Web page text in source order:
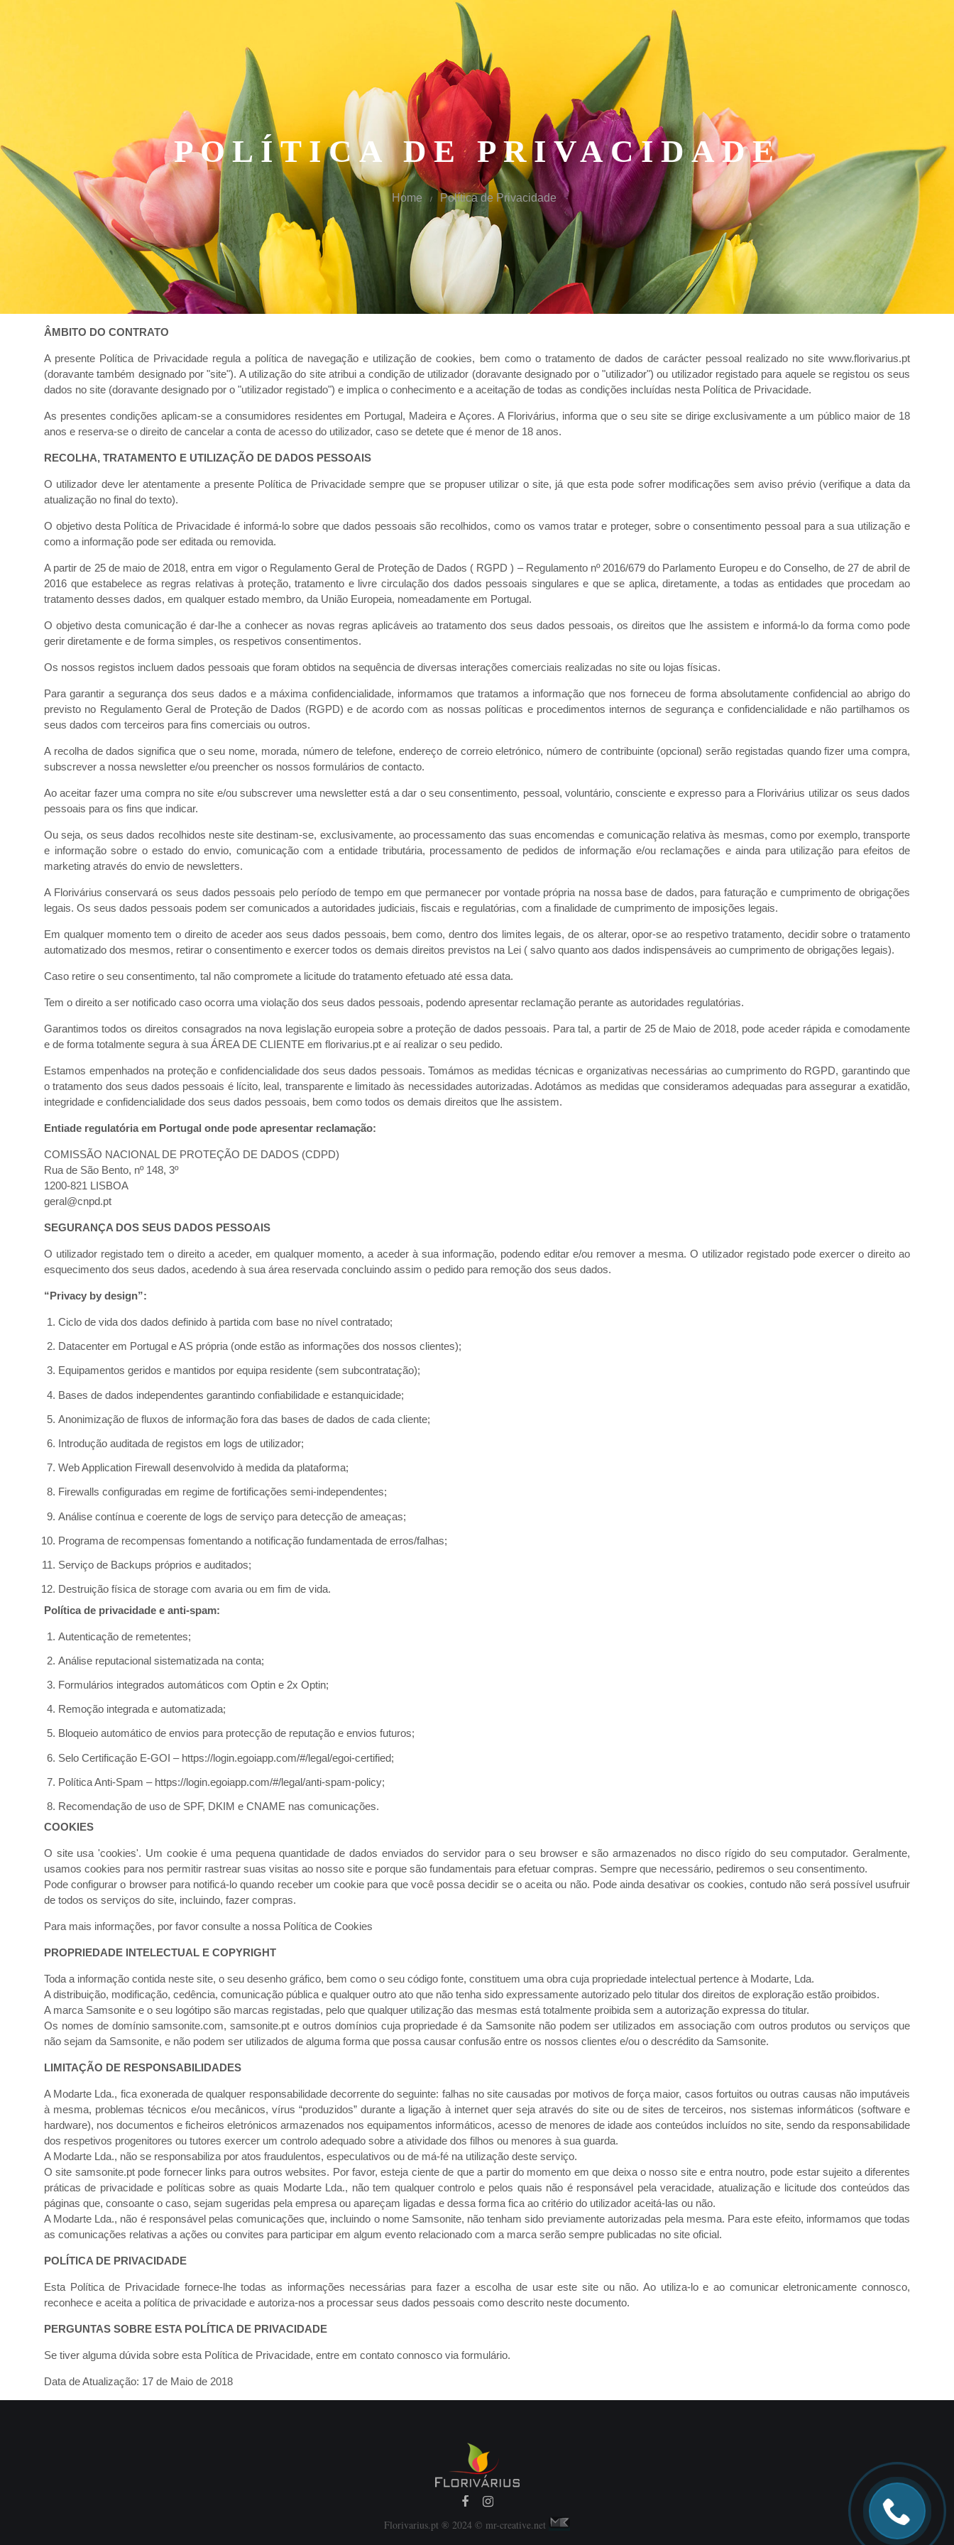
POLÍTICA DE PRIVACIDADE
Home / Política de Privacidade
ÂMBITO DO CONTRATO
A presente Política de Privacidade regula a política de navegação e utilização de cookies, bem como o tratamento de dados de carácter pessoal realizado no site www.florivarius.pt
(doravante também designado por "site"). A utilização do site atribui a condição de utilizador (doravante designado por o "utilizador") ou utilizador registado para aquele se registou os seus
dados no site (doravante designado por o "utilizador registado") e implica o conhecimento e a aceitação de todas as condições incluídas nesta Política de Privacidade.
As presentes condições aplicam-se a consumidores residentes em Portugal, Madeira e Açores. A Florivárius, informa que o seu site se dirige exclusivamente a um público maior de 18
anos e reserva-se o direito de cancelar a conta de acesso do utilizador, caso se detete que é menor de 18 anos.
RECOLHA, TRATAMENTO E UTILIZAÇÃO DE DADOS PESSOAIS
O utilizador deve ler atentamente a presente Política de Privacidade sempre que se propuser utilizar o site, já que esta pode sofrer modificações sem aviso prévio (verifique a data da
atualização no final do texto).
O objetivo desta Política de Privacidade é informá-lo sobre que dados pessoais são recolhidos, como os vamos tratar e proteger, sobre o consentimento pessoal para a sua utilização e
como a informação pode ser editada ou removida.
A partir de 25 de maio de 2018, entra em vigor o Regulamento Geral de Proteção de Dados ( RGPD ) – Regulamento nº 2016/679 do Parlamento Europeu e do Conselho, de 27 de abril de
2016 que estabelece as regras relativas à proteção, tratamento e livre circulação dos dados pessoais singulares e que se aplica, diretamente, a todas as entidades que procedam ao
tratamento desses dados, em qualquer estado membro, da União Europeia, nomeadamente em Portugal.
O objetivo desta comunicação é dar-lhe a conhecer as novas regras aplicáveis ao tratamento dos seus dados pessoais, os direitos que lhe assistem e informá-lo da forma como pode
gerir diretamente e de forma simples, os respetivos consentimentos.
Os nossos registos incluem dados pessoais que foram obtidos na sequência de diversas interações comerciais realizadas no site ou lojas físicas.
Para garantir a segurança dos seus dados e a máxima confidencialidade, informamos que tratamos a informação que nos forneceu de forma absolutamente confidencial ao abrigo do
previsto no Regulamento Geral de Proteção de Dados (RGPD) e de acordo com as nossas políticas e procedimentos internos de segurança e confidencialidade e não partilhamos os
seus dados com terceiros para fins comerciais ou outros.
A recolha de dados significa que o seu nome, morada, número de telefone, endereço de correio eletrónico, número de contribuinte (opcional) serão registadas quando fizer uma compra,
subscrever a nossa newsletter e/ou preencher os nossos formulários de contacto.
Ao aceitar fazer uma compra no site e/ou subscrever uma newsletter está a dar o seu consentimento, pessoal, voluntário, consciente e expresso para a Florivárius utilizar os seus dados
pessoais para os fins que indicar.
Ou seja, os seus dados recolhidos neste site destinam-se, exclusivamente, ao processamento das suas encomendas e comunicação relativa às mesmas, como por exemplo, transporte
e informação sobre o estado do envio, comunicação com a entidade tributária, processamento de pedidos de informação e/ou reclamações e ainda para utilização para efeitos de
marketing através do envio de newsletters.
A Florivárius conservará os seus dados pessoais pelo período de tempo em que permanecer por vontade própria na nossa base de dados, para faturação e cumprimento de obrigações
legais. Os seus dados pessoais podem ser comunicados a autoridades judiciais, fiscais e regulatórias, com a finalidade de cumprimento de imposições legais.
Em qualquer momento tem o direito de aceder aos seus dados pessoais, bem como, dentro dos limites legais, de os alterar, opor-se ao respetivo tratamento, decidir sobre o tratamento
automatizado dos mesmos, retirar o consentimento e exercer todos os demais direitos previstos na Lei ( salvo quanto aos dados indispensáveis ao cumprimento de obrigações legais).
Caso retire o seu consentimento, tal não compromete a licitude do tratamento efetuado até essa data.
Tem o direito a ser notificado caso ocorra uma violação dos seus dados pessoais, podendo apresentar reclamação perante as autoridades regulatórias.
Garantimos todos os direitos consagrados na nova legislação europeia sobre a proteção de dados pessoais. Para tal, a partir de 25 de Maio de 2018, pode aceder rápida e comodamente
e de forma totalmente segura à sua ÁREA DE CLIENTE em florivarius.pt e aí realizar o seu pedido.
Estamos empenhados na proteção e confidencialidade dos seus dados pessoais. Tomámos as medidas técnicas e organizativas necessárias ao cumprimento do RGPD, garantindo que
o tratamento dos seus dados pessoais é lícito, leal, transparente e limitado às necessidades autorizadas. Adotámos as medidas que consideramos adequadas para assegurar a exatidão,
integridade e confidencialidade dos seus dados pessoais, bem como todos os demais direitos que lhe assistem.
Entiade regulatória em Portugal onde pode apresentar reclamação:
COMISSÃO NACIONAL DE PROTEÇÃO DE DADOS (CDPD)
Rua de São Bento, nº 148, 3º
1200-821 LISBOA
geral@cnpd.pt
SEGURANÇA DOS SEUS DADOS PESSOAIS
O utilizador registado tem o direito a aceder, em qualquer momento, a aceder à sua informação, podendo editar e/ou remover a mesma. O utilizador registado pode exercer o direito ao
esquecimento dos seus dados, acedendo à sua área reservada concluindo assim o pedido para remoção dos seus dados.
“Privacy by design”:
Ciclo de vida dos dados definido à partida com base no nível contratado;
Datacenter em Portugal e AS própria (onde estão as informações dos nossos clientes);
Equipamentos geridos e mantidos por equipa residente (sem subcontratação);
Bases de dados independentes garantindo confiabilidade e estanquicidade;
Anonimização de fluxos de informação fora das bases de dados de cada cliente;
Introdução auditada de registos em logs de utilizador;
Web Application Firewall desenvolvido à medida da plataforma;
Firewalls configuradas em regime de fortificações semi-independentes;
Análise contínua e coerente de logs de serviço para detecção de ameaças;
Programa de recompensas fomentando a notificação fundamentada de erros/falhas;
Serviço de Backups próprios e auditados;
Destruição física de storage com avaria ou em fim de vida.
Política de privacidade e anti-spam:
Autenticação de remetentes;
Análise reputacional sistematizada na conta;
Formulários integrados automáticos com Optin e 2x Optin;
Remoção integrada e automatizada;
Bloqueio automático de envios para protecção de reputação e envios futuros;
Selo Certificação E-GOI – https://login.egoiapp.com/#/legal/egoi-certified;
Política Anti-Spam – https://login.egoiapp.com/#/legal/anti-spam-policy;
Recomendação de uso de SPF, DKIM e CNAME nas comunicações.
COOKIES
O site usa 'cookies'. Um cookie é uma pequena quantidade de dados enviados do servidor para o seu browser e são armazenados no disco rígido do seu computador. Geralmente,
usamos cookies para nos permitir rastrear suas visitas ao nosso site e porque são fundamentais para efetuar compras. Sempre que necessário, pediremos o seu consentimento.
Pode configurar o browser para notificá-lo quando receber um cookie para que você possa decidir se o aceita ou não. Pode ainda desativar os cookies, contudo não será possível usufruir
de todos os serviços do site, incluindo, fazer compras.
Para mais informações, por favor consulte a nossa Política de Cookies
PROPRIEDADE INTELECTUAL E COPYRIGHT
Toda a informação contida neste site, o seu desenho gráfico, bem como o seu código fonte, constituem uma obra cuja propriedade intelectual pertence à Modarte, Lda.
A distribuição, modificação, cedência, comunicação pública e qualquer outro ato que não tenha sido expressamente autorizado pelo titular dos direitos de exploração estão proibidos.
A marca Samsonite e o seu logótipo são marcas registadas, pelo que qualquer utilização das mesmas está totalmente proibida sem a autorização expressa do titular.
Os nomes de domínio samsonite.com, samsonite.pt e outros domínios cuja propriedade é da Samsonite não podem ser utilizados em associação com outros produtos ou serviços que
não sejam da Samsonite, e não podem ser utilizados de alguma forma que possa causar confusão entre os nossos clientes e/ou o descrédito da Samsonite.
LIMITAÇÃO DE RESPONSABILIDADES
A Modarte Lda., fica exonerada de qualquer responsabilidade decorrente do seguinte: falhas no site causadas por motivos de força maior, casos fortuitos ou outras causas não imputáveis
à mesma, problemas técnicos e/ou mecânicos, vírus “produzidos” durante a ligação à internet quer seja através do site ou de sites de terceiros, nos sistemas informáticos (software e
hardware), nos documentos e ficheiros eletrónicos armazenados nos equipamentos informáticos, acesso de menores de idade aos conteúdos incluídos no site, sendo da responsabilidade
dos respetivos progenitores ou tutores exercer um controlo adequado sobre a atividade dos filhos ou menores à sua guarda.
A Modarte Lda., não se responsabiliza por atos fraudulentos, especulativos ou de má-fé na utilização deste serviço.
O site samsonite.pt pode fornecer links para outros websites. Por favor, esteja ciente de que a partir do momento em que deixa o nosso site e entra noutro, pode estar sujeito a diferentes
práticas de privacidade e políticas sobre as quais Modarte Lda., não tem qualquer controlo e pelos quais não é responsável pela veracidade, atualização e licitude dos conteúdos das
páginas que, consoante o caso, sejam sugeridas pela empresa ou apareçam ligadas e dessa forma fica ao critério do utilizador aceitá-las ou não.
A Modarte Lda., não é responsável pelas comunicações que, incluindo o nome Samsonite, não tenham sido previamente autorizadas pela mesma. Para este efeito, informamos que todas
as comunicações relativas a ações ou convites para participar em algum evento relacionado com a marca serão sempre publicadas no site oficial.
POLÍTICA DE PRIVACIDADE
Esta Política de Privacidade fornece-lhe todas as informações necessárias para fazer a escolha de usar este site ou não. Ao utiliza-lo e ao comunicar eletronicamente connosco,
reconhece e aceita a política de privacidade e autoriza-nos a processar seus dados pessoais como descrito neste documento.
PERGUNTAS SOBRE ESTA POLÍTICA DE PRIVACIDADE
Se tiver alguma dúvida sobre esta Política de Privacidade, entre em contato connosco via formulário.
Data de Atualização: 17 de Maio de 2018
Florivarius.pt ® 2024 © mr-creative.net